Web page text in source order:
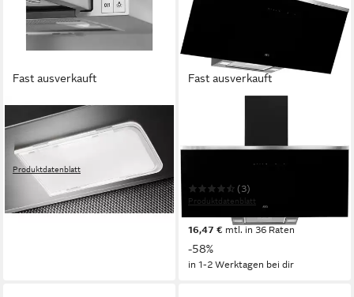
Fast ausverkauft
Flachschirmhaube
LED-Beleuchtung
Beleuchtung
Drucktasten
Produktdatenblatt
178,99 €
mtl. in 12 Raten
in 2-3 Werktagen bei dir
Fast ausverkauft
66dB(A) Betriebsgeräusch
(3)
Produktdatenblatt
459,00 € UVP1.099,00 €
16,47 € mtl. in 36 Raten
-58%
in 1-2 Werktagen bei dir